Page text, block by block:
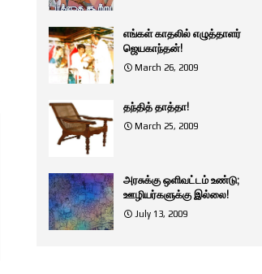
எங்கள் காதலில் எழுத்தாளர்
ஜெயகாந்தன்!
March 26, 2009
தந்தித் தாத்தா!
March 25, 2009
அரசுக்கு ஒளிவட்டம் உண்டு;
ஊழியர்களுக்கு இல்லை!
July 13, 2009